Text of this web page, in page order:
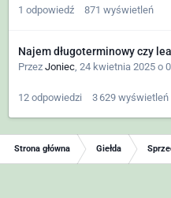
1 odpowiedź 871 wyświetleń
Najem długoterminowy czy
Przez Joniec, 24 kwietnia 2025 o
12 odpowiedzi 3 629 wyświetleń
Strona główna Giełda